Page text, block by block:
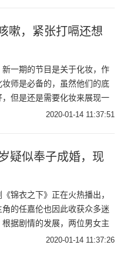
嗽，紧张打嗝还想
新一期的节目是关于化妆，作
妆师是必备的，虽然他们的底
，但是还是需要化妆来展现一
。王一博在帮嘉宾化妆的过程
2020-01-14 11:37:51
疑似奉子成婚，现
锦衣之下》正在火热播出，
的任嘉伦也因此收获众多迷
据剧情的发展，两位男女主
日常互怼的模式向虐狗撒花的
2020-01-14 11:37:26